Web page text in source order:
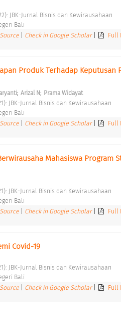
JBK-Jurnal Bisnis dan Kewirausahaan
Bali
Check in Google Scholar Full
Produk Terhadap Keputusan
; Arizal N; Prama Widayat
JBK-Jurnal Bisnis dan Kewirausahaan
Bali
Check in Google Scholar Full
Mahasiswa Program
JBK-Jurnal Bisnis dan Kewirausahaan
Bali
Check in Google Scholar Full
Covid-19
JBK-Jurnal Bisnis dan Kewirausahaan
Bali
Check in Google Scholar Full